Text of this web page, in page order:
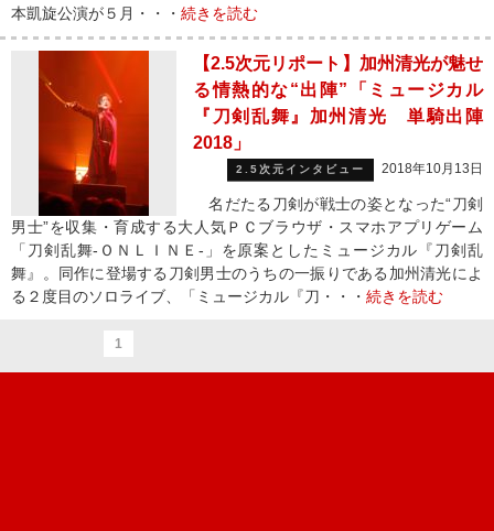
本凱旋公演が５月・・・ 続きを読む
【2.5次元リポート】加州清光が魅せ
る情熱的な“出陣”「ミュージカル
『刀剣乱舞』加州清光 単騎出陣
2018」
2.5次元インタビュー 2018年10月13日
名だたる刀剣が戦士の姿となった“刀剣
男士”を収集・育成する大人気ＰＣブラウザ・スマホアプリゲーム
「刀剣乱舞-ＯＮＬＩＮＥ-」を原案としたミュージカル『刀剣乱
舞』。同作に登場する刀剣男士のうちの一振りである加州清光によ
る２度目のソロライブ、「ミュージカル『刀・・・ 続きを読む
1